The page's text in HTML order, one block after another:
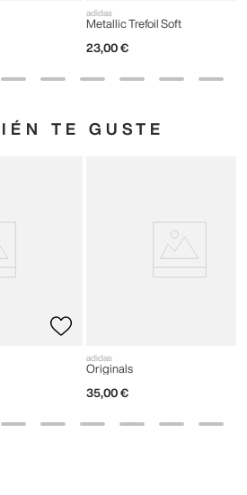
adidas
Metallic Trefoil Soft
23,00 €
TE GUSTE
adidas
Originals
35,00 €